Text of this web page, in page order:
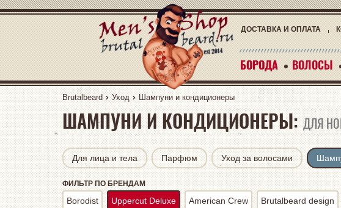
ДОСТАВКА И ОПЛАТА
БОРОДА
БОРОДА ВОЛОСЫ
Brutalbeard Уход Шампуни и кондиционеры
ШАМПУНИ И КОНДИЦИОНЕРЫ:ДЛЯ
Для лица и тела Парфюм Уход за волосами
Borodist Uppercut Deluxe American Crew Brutalbeard design